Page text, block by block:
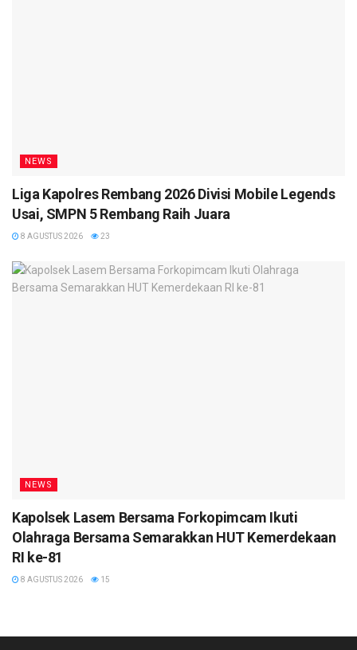
NEWS
Liga Kapolres Rembang 2026 Divisi Mobile Legends
Usai, SMPN 5 Rembang Raih Juara
8 AGUSTUS 2026 23
NEWS
Kapolsek Lasem Bersama Forkopimcam Ikuti
Olahraga Bersama Semarakkan HUT Kemerdekaan
RI ke-81
8 AGUSTUS 2026 15